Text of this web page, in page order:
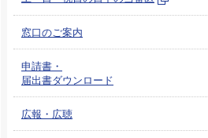
窓口のご案内
申請書・
届出書ダウンロード
広報・広聴